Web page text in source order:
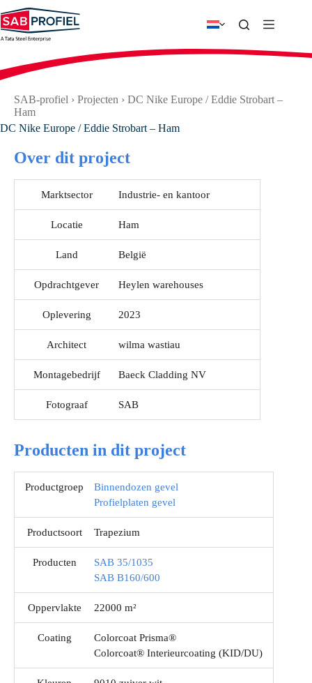
naar
de
inhoud
SAB-profiel › Projecten › DC Nike Europe / Eddie Strobart –
Ham
DC Nike Europe / Eddie Strobart – Ham
Over dit project
Marktsector Industrie- en kantoor
Locatie Ham
Land België
Opdrachtgever Heylen warehouses
Oplevering 2023
Architect wilma wastiau
Montagebedrijf Baeck Cladding NV
Fotograaf SAB
Producten in dit project
Productgroep
Binnendozen gevel
Profielplaten gevel
Productsoort Trapezium
Producten
SAB 35/1035
SAB B160/600
Oppervlakte 22000 m²
Coating
Colorcoat Prisma®
Colorcoat® Interieurcoating (KID/DU)